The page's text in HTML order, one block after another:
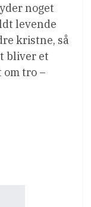
noget
levende
kristne, så
bliver et
tro –